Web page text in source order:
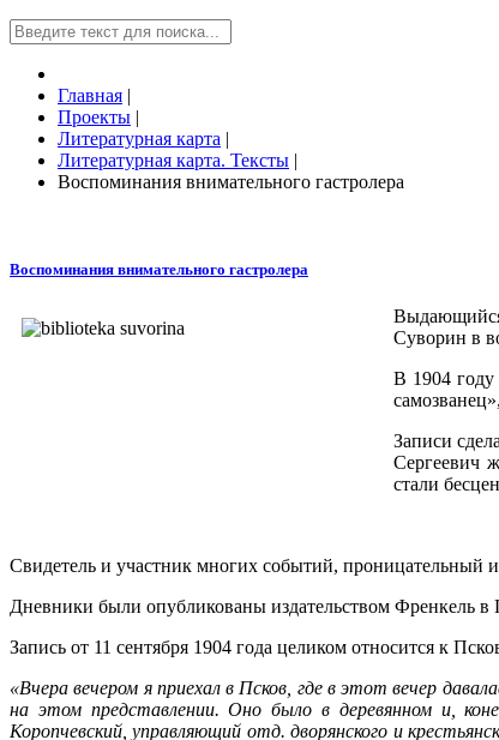
Главная |
Проекты |
Литературная карта |
Литературная карта. Тексты |
Воспоминания внимательного гастролера
Воспоминания внимательного гастролера
Суворин в
В 1904 году
Записи
Сергеевич
стали
Свидетель и участник многих событий, проницательный
Дневники были опубликованы издательством Френкель в
Запись от 11 сентября 1904 года целиком относится к
«Вчера вечером я приехал в Псков, где в этот вечер
на этом представлении. Оно было в деревянном и,
Коропчевский, управляющий отд. дворянского и